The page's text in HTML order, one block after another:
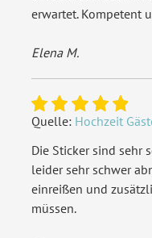
erwartet. Kompetent
Elena M.
Quelle: Hochzeit Gästebuch
Die Sticker sind sehr
leider sehr schwer
einreißen und
müssen.